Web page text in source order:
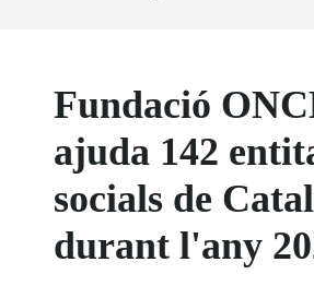
Fundació
ajuda 142
socials de
durant l'any